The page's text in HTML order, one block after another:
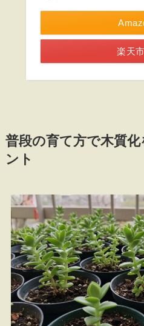
楽天
普段の育て方で木質
ント